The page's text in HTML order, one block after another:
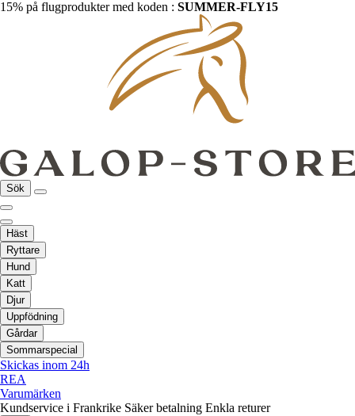
15% på flugprodukter med koden : SUMMER-FLY15
Sök
Häst
Ryttare
Hund
Katt
Djur
Uppfödning
Gårdar
Sommarspecial
Skickas inom 24h
REA
Varumärken
Kundservice i Frankrike Säker betalning Enkla returer